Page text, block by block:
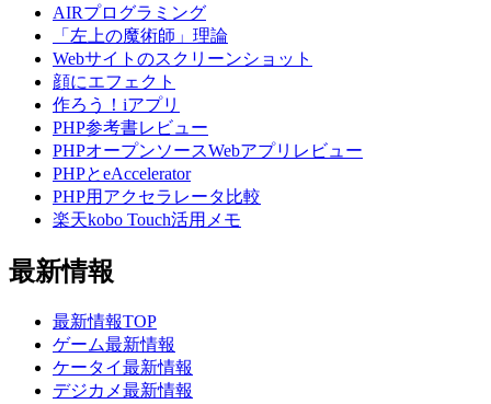
AIRプログラミング
「左上の魔術師」理論
Webサイトのスクリーンショット
顔にエフェクト
作ろう！iアプリ
PHP参考書レビュー
PHPオープンソースWebアプリレビュー
PHPとeAccelerator
PHP用アクセラレータ比較
楽天kobo Touch活用メモ
最新情報
最新情報TOP
ゲーム最新情報
ケータイ最新情報
デジカメ最新情報